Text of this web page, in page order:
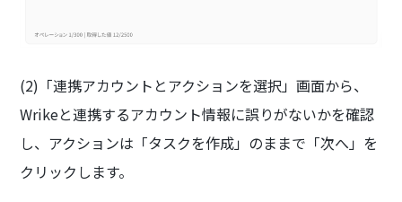
(2)「連携アカウントとアクションを選択」画面から、
Wrikeと連携するアカウント情報に誤りがないかを確認
し、アクションは「タスクを作成」のままで「次へ」を
クリックします。